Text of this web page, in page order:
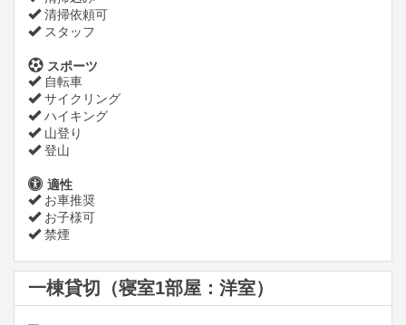
清掃依頼可
スタッフ
スポーツ
自転車
サイクリング
ハイキング
山登り
登山
適性
お車推奨
お子様可
禁煙
一棟貸切（寝室1部屋：洋室）